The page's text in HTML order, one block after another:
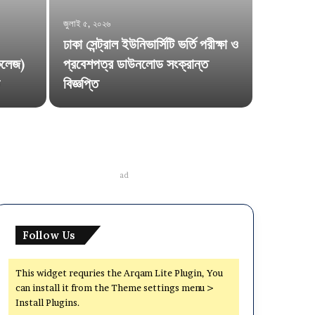
জুলাই ৫, ২০২৬
ঢাকা সেন্ট্রাল ইউনিভার্সিটি ভর্তি পরীক্ষা ও
প্রবেশপত্র ডাউনলোড সংক্রান্ত
বিজ্ঞপ্তি
ad
Follow Us
This widget requries the Arqam Lite Plugin, You
can install it from the Theme settings menu >
Install Plugins.